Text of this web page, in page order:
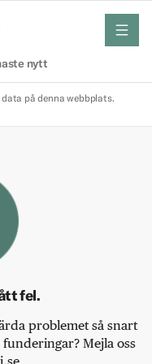
nytt
meny
på denna webbplats.
fel.
problemet så snart
Mejla oss